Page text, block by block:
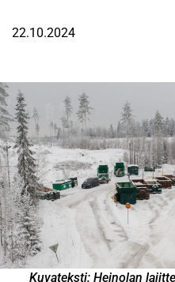
22.10.2024
Kuvateksti: Heinolan